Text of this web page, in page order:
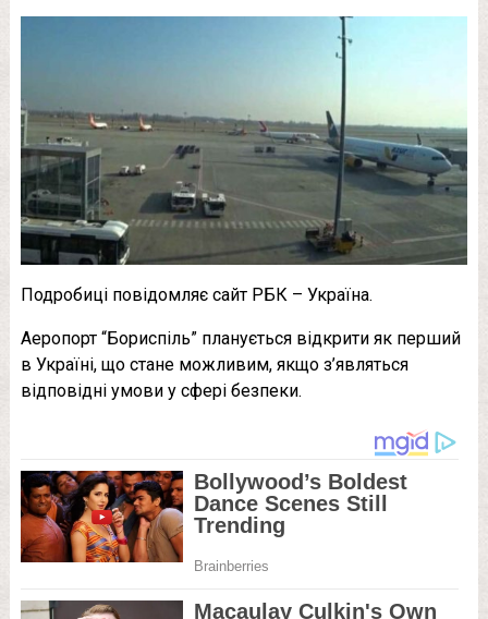
Подробиці повідомляє сайт РБК – Україна.
Аеропорт “Бориспіль” планується відкрити як перший
в Україні, що стане можливим, якщо з’являться
відповідні умови у сфері безпеки.